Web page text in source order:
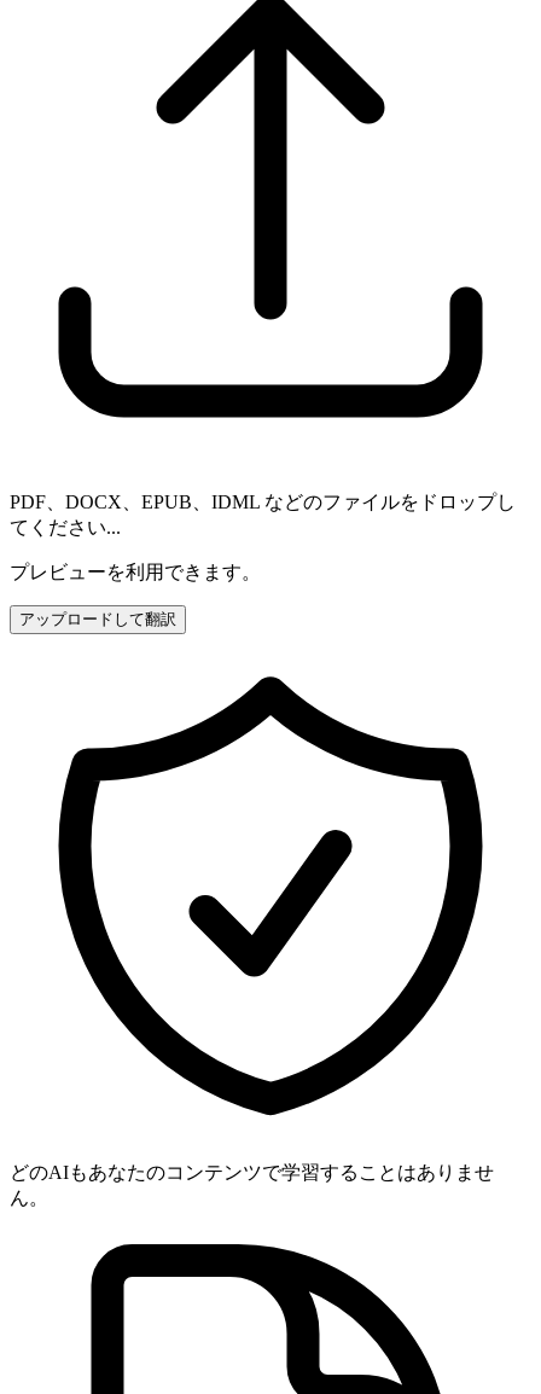
PDF、DOCX、EPUB、IDML などのファイルをドロップし
てください...
プレビューを利用できます。
アップロードして翻訳
どのAIもあなたのコンテンツで学習することはありませ
ん。